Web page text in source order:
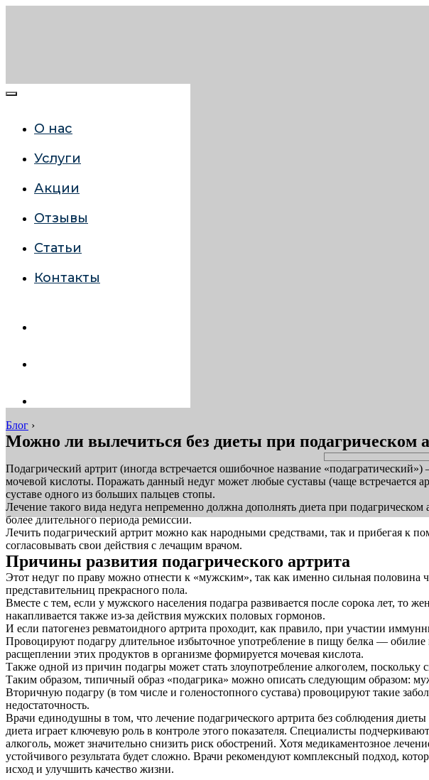
О нас
Услуги
Акции
Отзывы
Статьи
Контакты
Блог ›
Можно ли вылечиться без диеты при подагрическом
Подагрический артрит (иногда встречается ошибочное название
мочевой кислоты. Поражать данный недуг может любые суставы (чаще встречается
суставе одного из больших пальцев стопы.
Лечение такого вида недуга непременно должна дополнять диета при подагрическом
более длительного периода ремиссии.
Лечить подагрический артрит можно как народными средствами, так и прибегая к
согласовывать свои действия с лечащим врачом.
Причины развития подагрического артрита
Этот недуг по праву можно отнести к «мужским», так как именно сильная половина
представительниц прекрасного пола.
Вместе с тем, если у мужского населения подагра развивается после сорока лет, то
накапливается также из-за действия мужских половых гормонов.
И если патогенез ревматоидного артрита проходит, как правило, при участии
Провоцируют подагру длительное избыточное употребление в пищу белка —
расщеплении этих продуктов в организме формируется мочевая кислота.
Также одной из причин подагры может стать злоупотребление алкоголем,
Таким образом, типичный образ «подагрика» можно описать следующим образом:
Вторичную подагру (в том числе и голеностопного сустава) провоцируют такие
недостаточность.
Врачи единодушны в том, что лечение подагрического артрита без соблюдения
диета играет ключевую роль в контроле этого показателя. Специалисты
алкоголь, может значительно снизить риск обострений. Хотя медикаментозное
устойчивого результата будет сложно. Врачи рекомендуют комплексный подход,
исход и улучшить качество жизни.